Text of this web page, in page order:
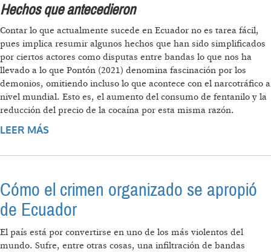
Hechos que antecedieron
Contar lo que actualmente sucede en Ecuador no es tarea fácil,
pues implica resumir algunos hechos que han sido simplificados
por ciertos actores como disputas entre bandas lo que nos ha
llevado a lo que Pontón (2021) denomina fascinación por los
demonios, omitiendo incluso lo que acontece con el narcotráfico a
nivel mundial. Esto es, el aumento del consumo de fentanilo y la
reducción del precio de la cocaína por esta misma razón.
LEER MÁS
Cómo el crimen organizado se apropió
de Ecuador
El país está por convertirse en uno de los más violentos del
mundo. Sufre, entre otras cosas, una infiltración de bandas